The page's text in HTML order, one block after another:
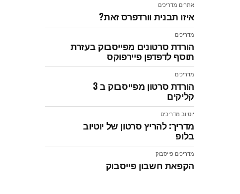
אתרים מדריכים
איזו תבנית וורדפרס זאת?
מדריכים
הורדת סרטונים מפייסבוק בעזרת
תוסף לדפדפן פיירפוקס
מדריכים
הורדת סרטון מפייסבוק ב 3
קליקים
יוטיוב מדריכים
מדריך: להריץ סרטון של יוטיוב
בלופ
מדריכים פייסבוק
הקפאת חשבון פייסבוק